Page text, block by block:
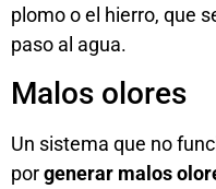
plomo o el hierro, que
paso al agua.
Malos olores
Un sistema que no
porgenerar malos